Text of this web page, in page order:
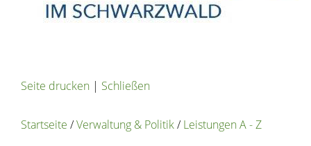
Seite drucken | Schließen
Startseite /Verwaltung & Politik/Leistungen A - Z